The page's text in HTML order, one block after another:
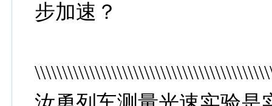
步加速？